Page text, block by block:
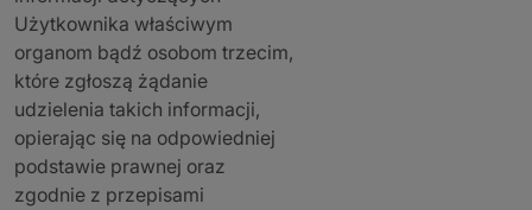
Użytkownika właściwym
organom bądź osobom trzecim,
które zgłoszą żądanie
udzielenia takich informacji,
opierając się na odpowiedniej
podstawie prawnej oraz
zgodnie z przepisami